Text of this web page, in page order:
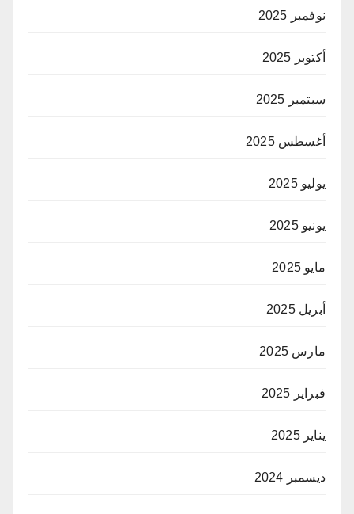
نوفمبر 2025
أكتوبر 2025
سبتمبر 2025
أغسطس 2025
يوليو 2025
يونيو 2025
مايو 2025
أبريل 2025
مارس 2025
فبراير 2025
يناير 2025
ديسمبر 2024